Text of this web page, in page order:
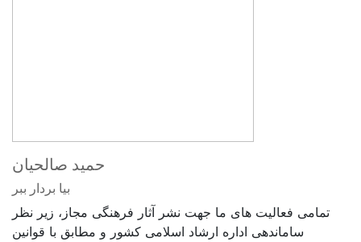
حمید صالحیان
بیا بردار ببر
تمامی فعالیت های ما جهت نشر آثار فرهنگی مجاز، زیر نظر
ساماندهی اداره ارشاد اسلامی کشور و مطابق با قوانین